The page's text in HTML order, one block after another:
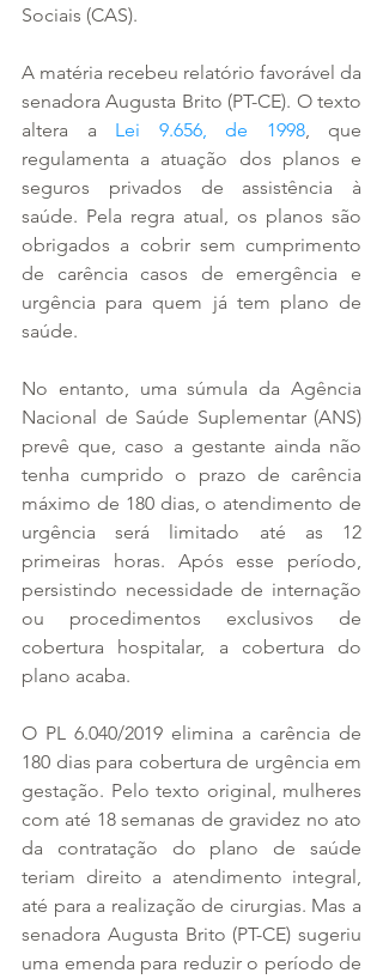
Sociais (CAS).
A matéria recebeu relatório favorável da
senadora Augusta Brito (PT-CE). O texto
altera a Lei 9.656, de 1998, que
regulamenta a atuação dos planos e
seguros privados de assistência à
saúde. Pela regra atual, os planos são
obrigados a cobrir sem cumprimento
de carência casos de emergência e
urgência para quem já tem plano de
saúde.
No entanto, uma súmula da Agência
Nacional de Saúde Suplementar (ANS)
prevê que, caso a gestante ainda não
tenha cumprido o prazo de carência
máximo de 180 dias, o atendimento de
urgência será limitado até as 12
primeiras horas. Após esse período,
persistindo necessidade de internação
ou procedimentos exclusivos de
cobertura hospitalar, a cobertura do
plano acaba.
O PL 6.040/2019 elimina a carência de
180 dias para cobertura de urgência em
gestação. Pelo texto original, mulheres
com até 18 semanas de gravidez no ato
da contratação do plano de saúde
teriam direito a atendimento integral,
até para a realização de cirurgias. Mas a
senadora Augusta Brito (PT-CE) sugeriu
uma emenda para reduzir o período de